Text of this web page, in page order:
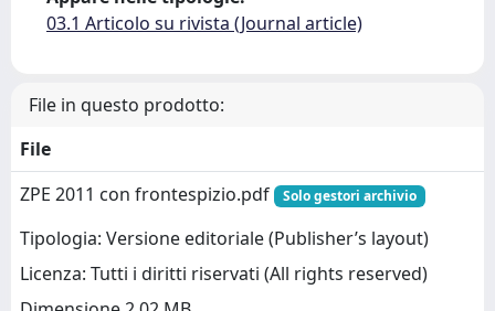
03.1 Articolo su rivista (Journal article)
File in questo prodotto:
File
ZPE 2011 con frontespizio.pdf
Solo gestori archivio
Tipologia: Versione editoriale (Publisher’s layout)
Licenza: Tutti i diritti riservati (All rights reserved)